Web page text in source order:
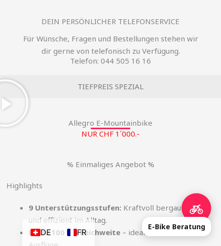
DEIN PERSÖNLICHER TELEFONSERVICE
Für Wünsche, Fragen und Bestellungen stehen wir
dir gerne von telefonisch zu Verfügung.
Telefon: 044 505 16 16
TIEFPREIS SPEZIAL
Allegro E-Mountainbike
NUR CHF 1´000.-
% Einmaliges Angebot %
Highlights
9 Unterstützungsstufen: Kraftvoll bergauf, leise
und effizient im Alltag.
Bis zu 100 km Reichweite – ideal für Touren und
E-Bike Beratung
DE FR